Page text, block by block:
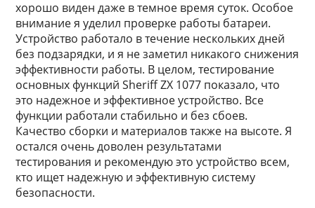
хорошо виден даже в темное время суток. Особое
внимание я уделил проверке работы батареи.
Устройство работало в течение нескольких дней
без подзарядки, и я не заметил никакого снижения
эффективности работы. В целом, тестирование
основных функций Sheriff ZX 1077 показало, что
это надежное и эффективное устройство. Все
функции работали стабильно и без сбоев.
Качество сборки и материалов также на высоте. Я
остался очень доволен результатами
тестирования и рекомендую это устройство всем,
кто ищет надежную и эффективную систему
безопасности.